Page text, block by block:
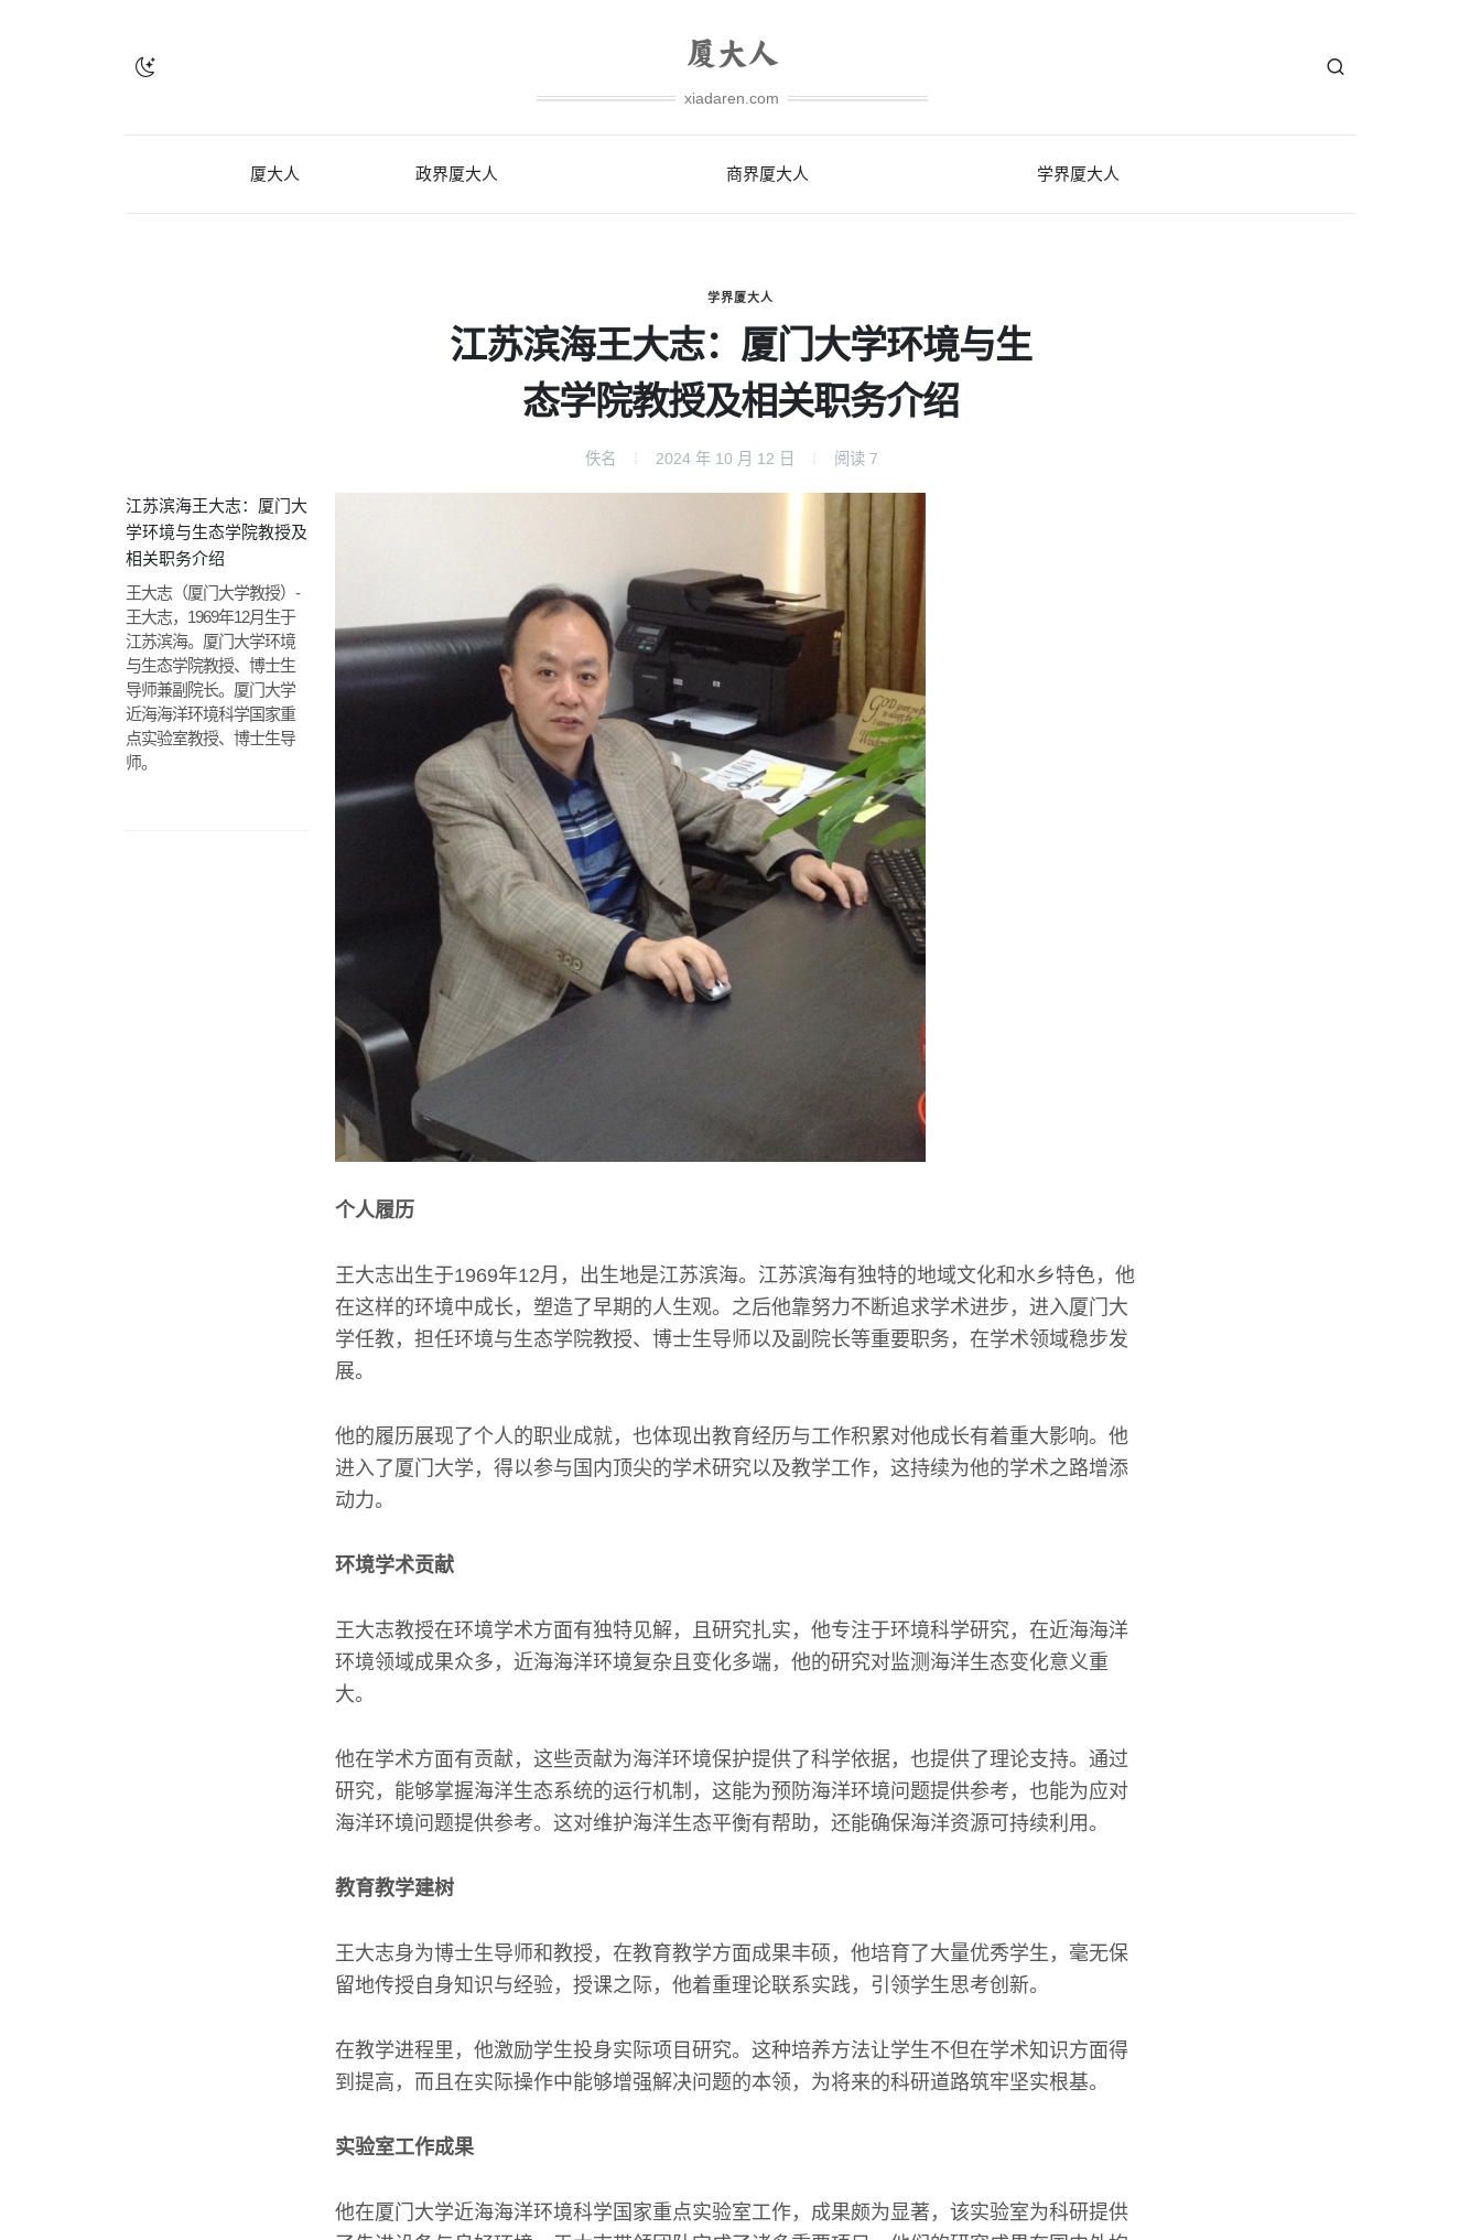
xiadaren.com
厦大人 政界厦大人 商界厦大人 学界厦大人
学界厦大人
江苏滨海王大志：厦门大学环境与生
态学院教授及相关职务介绍
佚名 2024 年 10 月 12 日 阅读 7
江苏滨海王大志：厦门大
学环境与生态学院教授及
相关职务介绍
王大志（厦门大学教授）-
王大志，1969年12月生于
江苏滨海。厦门大学环境
与生态学院教授、博士生
导师兼副院长。厦门大学
近海海洋环境科学国家重
点实验室教授、博士生导
师。
个人履历
王大志出生于1969年12月，出生地是江苏滨海。江苏滨海有独特的地域文化和水乡特色，他
在这样的环境中成长，塑造了早期的人生观。之后他靠努力不断追求学术进步，进入厦门大
学任教，担任环境与生态学院教授、博士生导师以及副院长等重要职务，在学术领域稳步发
展。
他的履历展现了个人的职业成就，也体现出教育经历与工作积累对他成长有着重大影响。他
进入了厦门大学，得以参与国内顶尖的学术研究以及教学工作，这持续为他的学术之路增添
动力。
环境学术贡献
王大志教授在环境学术方面有独特见解，且研究扎实，他专注于环境科学研究，在近海海洋
环境领域成果众多，近海海洋环境复杂且变化多端，他的研究对监测海洋生态变化意义重
大。
他在学术方面有贡献，这些贡献为海洋环境保护提供了科学依据，也提供了理论支持。通过
研究，能够掌握海洋生态系统的运行机制，这能为预防海洋环境问题提供参考，也能为应对
海洋环境问题提供参考。这对维护海洋生态平衡有帮助，还能确保海洋资源可持续利用。
教育教学建树
王大志身为博士生导师和教授，在教育教学方面成果丰硕，他培育了大量优秀学生，毫无保
留地传授自身知识与经验，授课之际，他着重理论联系实践，引领学生思考创新。
在教学进程里，他激励学生投身实际项目研究。这种培养方法让学生不但在学术知识方面得
到提高，而且在实际操作中能够增强解决问题的本领，为将来的科研道路筑牢坚实根基。
实验室工作成果
他在厦门大学近海海洋环境科学国家重点实验室工作，成果颇为显著，该实验室为科研提供